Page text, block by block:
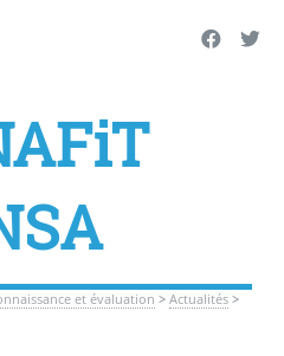
et évaluation > Actualités>